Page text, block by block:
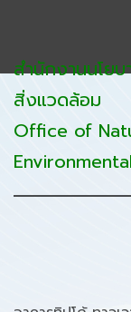
สำนักงานนโยบ
สิ่งแวดล้อม
Office of